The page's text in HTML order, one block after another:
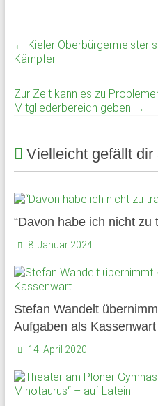
Schülern
des
Internats
gegründet,
den
Zusammenschluß
Schüler,
Lehrkräfte
und
des
Gymnasium
Schloss
Plön
des
früheren
Internats.
← Kieler Oberbürgermeister
Kämpfer
Zur Zeit kann es zu
Mitgliederbereich geben →
Vielleicht gefällt dir
“Davon habe ich nicht zu
8. Januar 2024
Stefan Wandelt
Aufgaben als Kassenwart
14. April 2020